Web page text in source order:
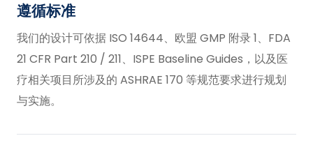
遵循标准
我们的设计可依据 ISO 14644、欧盟 GMP 附录 1、FDA
21 CFR Part 210 / 211、ISPE Baseline Guides，以及医
疗相关项目所涉及的 ASHRAE 170 等规范要求进行规划
与实施。